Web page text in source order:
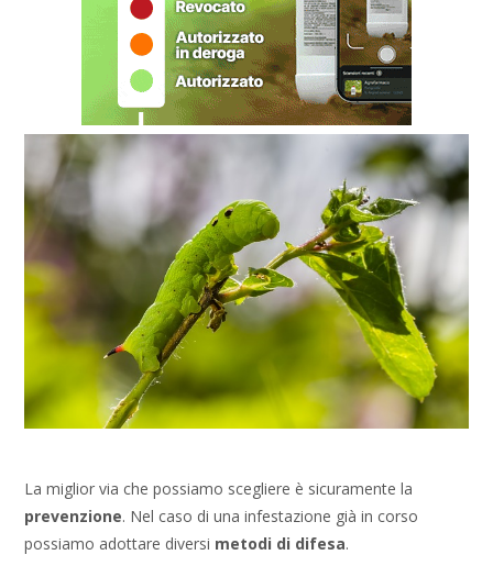
La miglior via che possiamo scegliere è sicuramente la
prevenzione. Nel caso di una infestazione già in corso
possiamo adottare diversi metodi di difesa.